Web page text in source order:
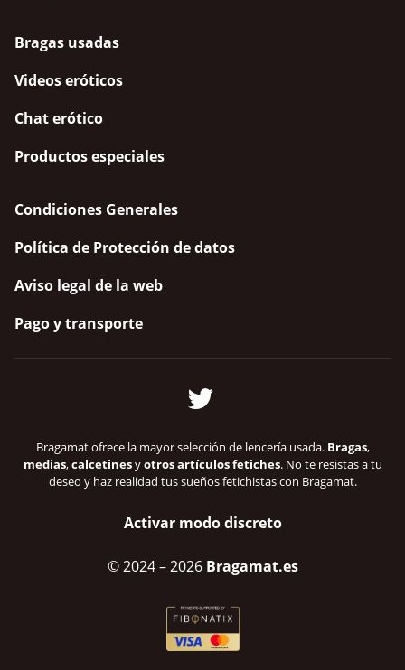
Bragas usadas
Videos eróticos
Chat erótico
Productos especiales
Condiciones Generales
Política de Protección de datos
Aviso legal de la web
Pago y transporte
Bragamat ofrece la mayor selección de lencería usada. Bragas,
medias,calcetinesyotros artículos fetiches. No te resistas a tu
deseo y haz realidad tus sueños fetichistas con Bragamat.
Activar modo discreto
© 2024– 2026 Bragamat.es